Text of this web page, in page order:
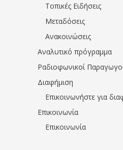
Τοπικές Ειδήσεις
Μεταδόσεις
Ανακοινώσεις
Αναλυτικό πρόγραμμα
Ραδιοφωνικοί
Διαφήμιση
Επικοινωνήστε για
Επικοινωνία
Επικοινωνία